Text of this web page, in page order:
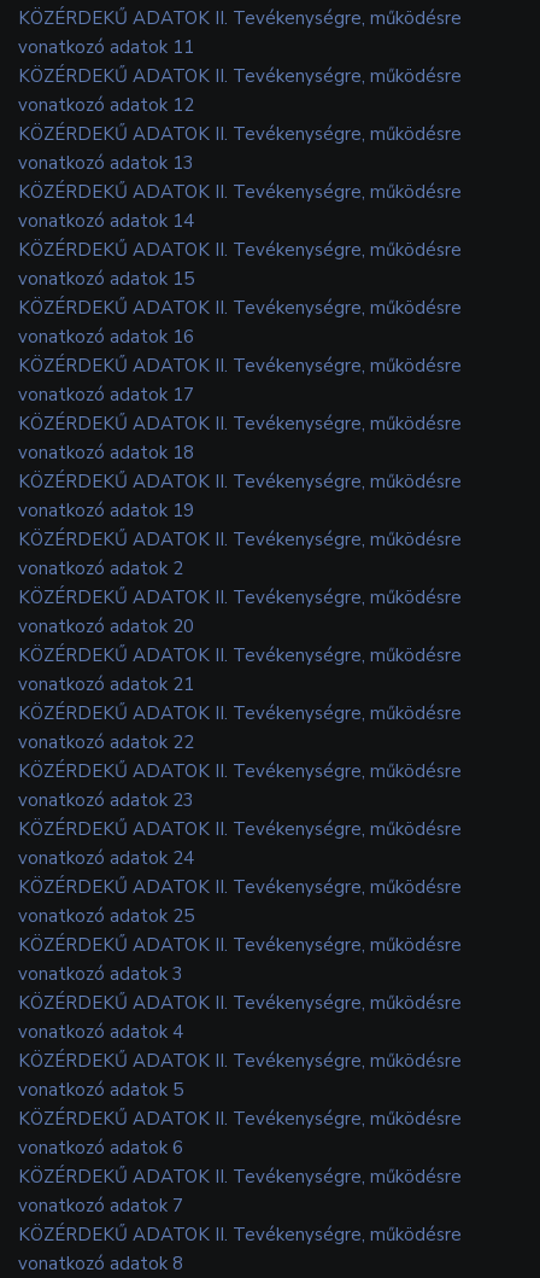
KÖZÉRDEKŰ ADATOK II. Tevékenységre, működésre
vonatkozó adatok 11
KÖZÉRDEKŰ ADATOK II. Tevékenységre, működésre
vonatkozó adatok 12
KÖZÉRDEKŰ ADATOK II. Tevékenységre, működésre
vonatkozó adatok 13
KÖZÉRDEKŰ ADATOK II. Tevékenységre, működésre
vonatkozó adatok 14
KÖZÉRDEKŰ ADATOK II. Tevékenységre, működésre
vonatkozó adatok 15
KÖZÉRDEKŰ ADATOK II. Tevékenységre, működésre
vonatkozó adatok 16
KÖZÉRDEKŰ ADATOK II. Tevékenységre, működésre
vonatkozó adatok 17
KÖZÉRDEKŰ ADATOK II. Tevékenységre, működésre
vonatkozó adatok 18
KÖZÉRDEKŰ ADATOK II. Tevékenységre, működésre
vonatkozó adatok 19
KÖZÉRDEKŰ ADATOK II. Tevékenységre, működésre
vonatkozó adatok 2
KÖZÉRDEKŰ ADATOK II. Tevékenységre, működésre
vonatkozó adatok 20
KÖZÉRDEKŰ ADATOK II. Tevékenységre, működésre
vonatkozó adatok 21
KÖZÉRDEKŰ ADATOK II. Tevékenységre, működésre
vonatkozó adatok 22
KÖZÉRDEKŰ ADATOK II. Tevékenységre, működésre
vonatkozó adatok 23
KÖZÉRDEKŰ ADATOK II. Tevékenységre, működésre
vonatkozó adatok 24
KÖZÉRDEKŰ ADATOK II. Tevékenységre, működésre
vonatkozó adatok 25
KÖZÉRDEKŰ ADATOK II. Tevékenységre, működésre
vonatkozó adatok 3
KÖZÉRDEKŰ ADATOK II. Tevékenységre, működésre
vonatkozó adatok 4
KÖZÉRDEKŰ ADATOK II. Tevékenységre, működésre
vonatkozó adatok 5
KÖZÉRDEKŰ ADATOK II. Tevékenységre, működésre
vonatkozó adatok 6
KÖZÉRDEKŰ ADATOK II. Tevékenységre, működésre
vonatkozó adatok 7
KÖZÉRDEKŰ ADATOK II. Tevékenységre, működésre
vonatkozó adatok 8